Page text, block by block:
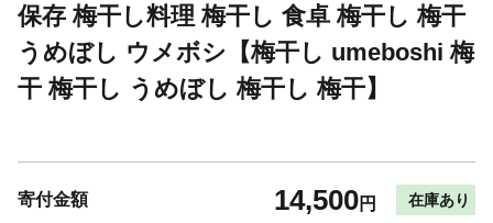
保存 梅干し料理 梅干し 食卓 梅干し 梅干
うめぼし ウメボシ【梅干し umeboshi 梅
干 梅干し うめぼし 梅干し 梅干】
寄付金額 14,500円 在庫あり